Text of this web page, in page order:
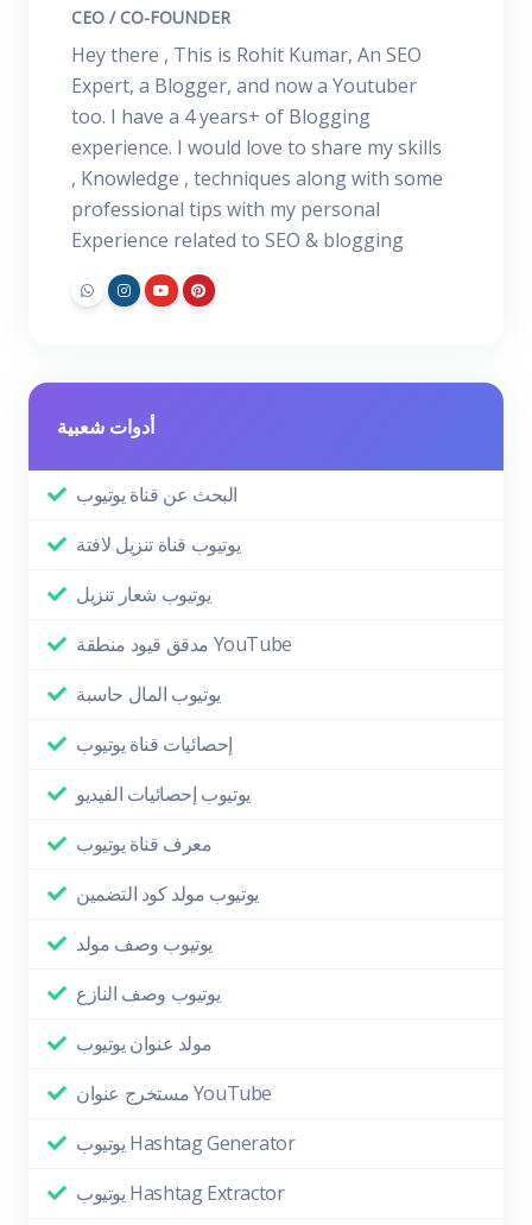
CEO / CO-FOUNDER
Hey there , This is Rohit Kumar, An SEO
Expert, a Blogger, and now a Youtuber
too. I have a 4 years+ of Blogging
experience. I would love to share my skills
, Knowledge , techniques along with some
professional tips with my personal
Experience related to SEO & blogging
أدوات شعبية
البحث عن قناة يوتيوب
يوتيوب قناة تنزيل لافتة
يوتيوب شعار تنزيل
مدقق قيود منطقة YouTube
يوتيوب المال حاسبة
إحصائيات قناة يوتيوب
يوتيوب إحصائيات الفيديو
معرف قناة يوتيوب
يوتيوب مولد كود التضمين
يوتيوب وصف مولد
يوتيوب وصف النازع
مولد عنوان يوتيوب
مستخرج عنوان YouTube
يوتيوب Hashtag Generator
يوتيوب Hashtag Extractor